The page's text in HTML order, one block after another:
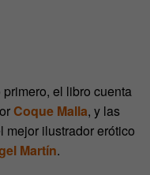
el libro cuenta
Coque Malla, y las
mejor ilustrador erótico
Martín.